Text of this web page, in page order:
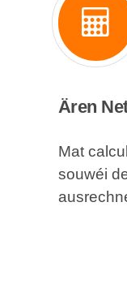
Ären
Mat
souwéi